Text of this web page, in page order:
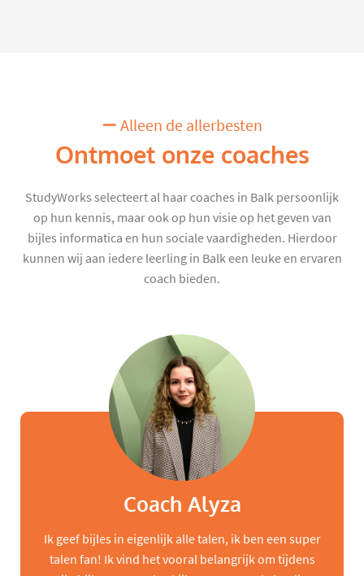
Alleen de allerbesten
Ontmoet onze coaches
StudyWorks selecteert al haar coaches in Balk persoonlijk
op hun kennis, maar ook op hun visie op het geven van
bijles informatica en hun sociale vaardigheden. Hierdoor
kunnen wij aan iedere leerling in Balk een leuke en ervaren
coach bieden.
Coach Alyza
Ik geef bijles in eigenlijk alle talen, ik ben een super
talen fan! Ik vind het vooral belangrijk om tijdens